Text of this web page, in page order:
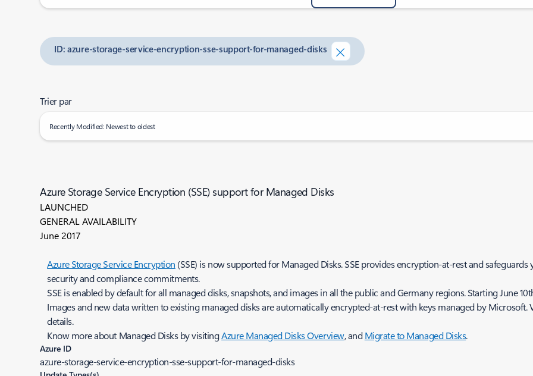
ID: azure-storage-service-encryption-sse-support-for-managed-disks
Trier par
Recently Modified: Newest to oldest
Azure Storage Service Encryption (SSE) support for Managed Disks
LAUNCHED
GENERAL AVAILABILITY
June 2017
Azure Storage Service Encryption (SSE) is now supported for Managed Disks. SSE provides encryption-at-rest and
security and compliance commitments.
SSE is enabled by default for all managed disks, snapshots, and images in all the public and Germany regions. Starting June
Images and new data written to existing managed disks are automatically encrypted-at-rest with keys managed by Microsoft.
details.
Know more about Managed Disks by visitingAzure Managed Disks Overview, andMigrate to Managed Disks.
Azure ID
azure-storage-service-encryption-sse-support-for-managed-disks